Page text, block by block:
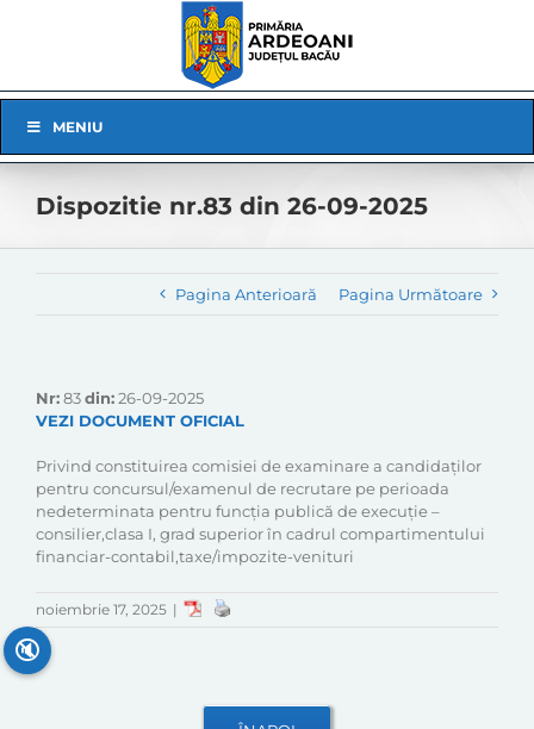
Navigation
MENIU
Dispozitie nr.83 din 26-09-2025
Pagina Anterioară Pagina Următoare
Nr:83din:26-09-2025
VEZI DOCUMENT OFICIAL
Privind constituirea comisiei de examinare a candidaţilor
pentru concursul/examenul de recrutare pe perioada
nedeterminata pentru funcția publică de execuție –
consilier,clasa I, grad superior în cadrul compartimentului
financiar-contabil,taxe/impozite-venituri
noiembrie 17, 2025 |
🔇